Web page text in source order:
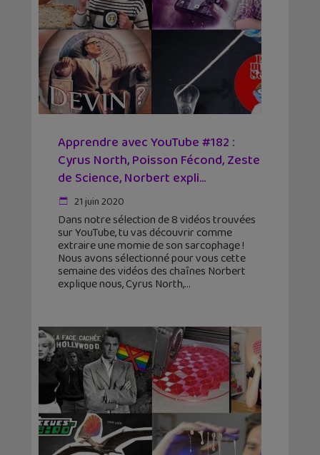
Apprendre avec YouTube #182 :
Cyrus North, Poisson Fécond, Zeste
de Science, Norbert expli...
21 juin 2020
Dans notre sélection de 8 vidéos trouvées
sur YouTube, tu vas découvrir comme
extraire une momie de son sarcophage !
Nous avons sélectionné pour vous cette
semaine des vidéos des chaînes Norbert
explique nous, Cyrus North,